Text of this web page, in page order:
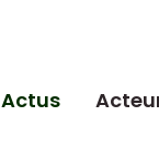
Actus